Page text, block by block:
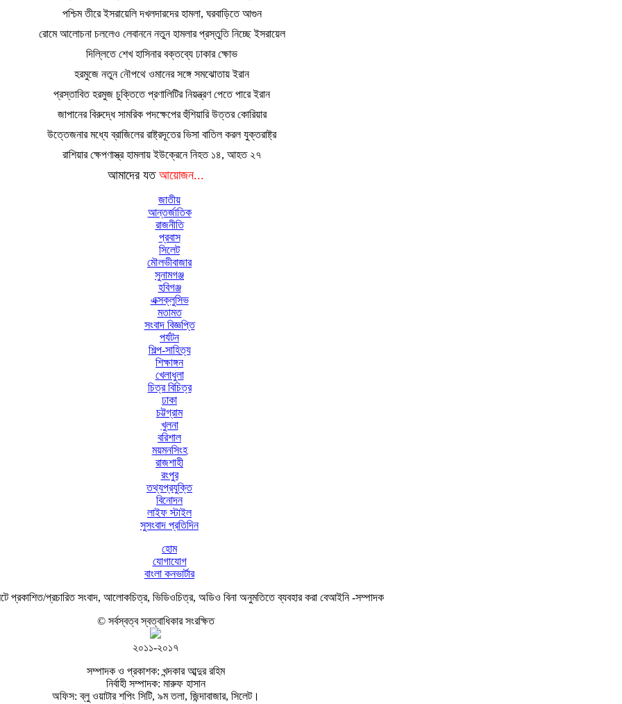
পশ্চিম তীরে ইসরায়েলি দখলদারদের হামলা, ঘরবাড়িতে আগুন
রোমে আলোচনা চললেও লেবাননে নতুন হামলার প্রস্তুতি নিচ্ছে ইসরায়েল
দিল্লিতে শেখ হাসিনার বক্তব্যে ঢাকার ক্ষোভ
হরমুজে নতুন নৌপথে ওমানের সঙ্গে সমঝোতায় ইরান
প্রস্তাবিত হরমুজ চুক্তিতে প্রণালিটির নিয়ন্ত্রণ পেতে পারে ইরান
জাপানের বিরুদ্ধে সামরিক পদক্ষেপের হুঁশিয়ারি উত্তর কোরিয়ার
উত্তেজনার মধ্যে ব্রাজিলের রাষ্ট্রদূতের ভিসা বাতিল করল যুক্তরাষ্ট্র
রাশিয়ার ক্ষেপণাস্ত্র হামলায় ইউক্রেনে নিহত ১৪, আহত ২৭
আমাদের যত আয়োজন...
জাতীয়
আন্তর্জাতিক
রাজনীতি
প্রবাস
সিলেট
মৌলভীবাজার
সুনামগঞ্জ
হবিগঞ্জ
এক্সক্লুসিভ
মতামত
সংবাদ বিজ্ঞপ্তি
পর্যটন
শিল্প-সাহিত্য
শিক্ষাঙ্গন
খেলাধুলা
চিত্র বিচিত্র
ঢাকা
চট্টগ্রাম
খুলনা
বরিশাল
ময়মনসিংহ
রাজশাহী
রংপুর
তথ্যপ্রযুক্তি
বিনোদন
লাইফ স্টাইল
সুসংবাদ প্রতিদিন
হোম
যোগাযোগ
বাংলা কনভার্টার
প্রকাশিত/প্রচারিত সংবাদ, আলোকচিত্র, ভিডিওচিত্র, অডিও বিনা অনুমতিতে ব্যবহার করা বেআইনি -সম্পাদক
© সর্বস্বত্ব স্বত্বাধিকার সংরক্ষিত
২০১১-২০১৭
সম্পাদক ও প্রকাশক: খন্দকার আব্দুর রহিম
নির্বাহী সম্পাদক: মারুফ হাসান
অফিস: ব্লু ওয়াটার শপিং সিটি, ৯ম তলা, জিন্দাবাজার, সিলেট।